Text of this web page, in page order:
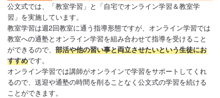
公文式では、「教室学習」と「自宅でオンライン学習＆教室学
習」を実施しています。
教室学習は週2回教室に通う指導形態ですが、オンライン学習では
教室への通塾とオンライン学習を組み合わせて指導を受けること
ができるので、 部活や他の習い事と両立させたいという生徒にお
すすめです。
オンライン学習では講師がオンラインで学習をサポートしてくれ
るので、送迎や通塾の時間を削ることなく公文式の学習を続ける
ことができます。